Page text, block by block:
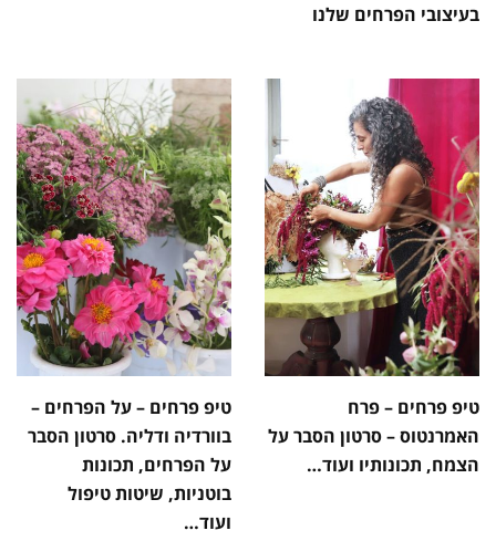
בעיצובי הפרחים שלנו
טיפ פרחים – פרח
האמרנטוס – סרטון הסבר על
הצמח, תכונותיו ועוד…
טיפ פרחים – על הפרחים –
בוורדיה ודליה. סרטון הסבר
על הפרחים, תכונות
בוטניות, שיטות טיפול
ועוד…